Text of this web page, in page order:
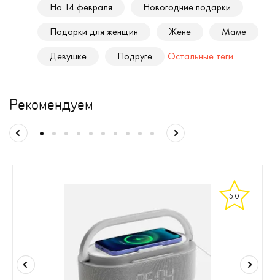
На 14 февраля
Новогодние подарки
Подарки для женщин
Жене
Маме
Девушке
Подруге Остальные теги
Рекомендуем
5.0